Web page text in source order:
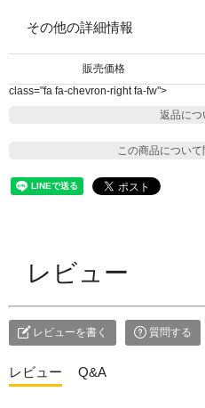
その他の詳細情報
販売価格
class="fa fa-chevron-right fa-fw">
返品につ
この商品につい
レビュー
レビューを書く 質問する
レビュー Q&A